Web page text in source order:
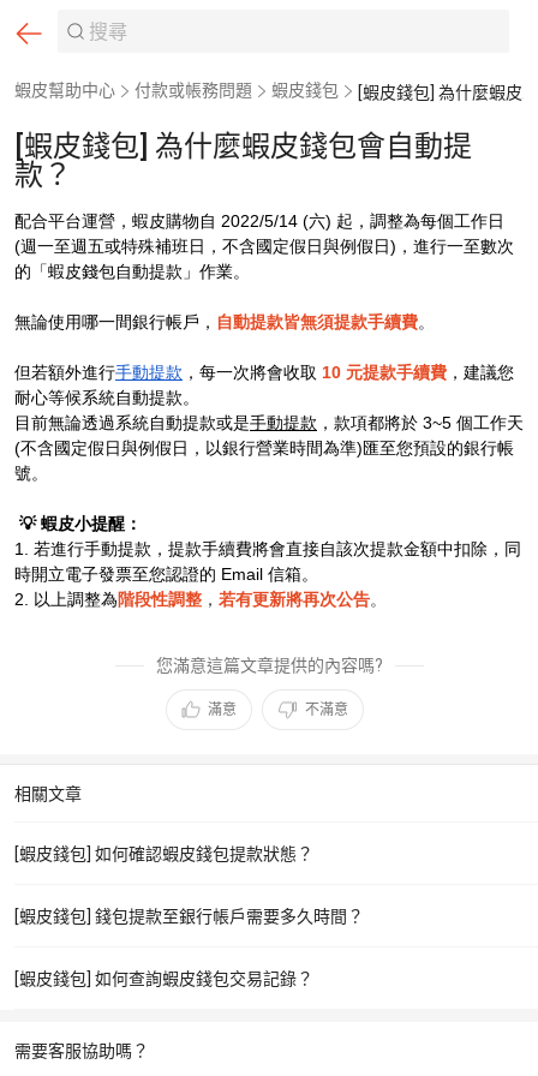
蝦皮幫助中心 付款或帳務問題 蝦皮錢包 [蝦皮錢包] 為什麼蝦皮錢包會自動提款？
[蝦皮錢包] 為什麼蝦皮錢包會自動提
款？
配合平台運營， 蝦皮購物自 2022/5/14 (六) 起，調整為每個工作日
(週一至週五或特殊補班日，不含國定假日與例假日)，進行一至數次
的「蝦皮錢包自動提款」作業。
無論使用哪一間銀行帳戶， 自動提款皆無須提款手續費。
但若額外進行手動提款 ， 每一次將會收取 10 元提款手續費 ，建議您
耐心等候系統自動提款。
目前無論透過系統自動提款或是手動提款 ，款項都將於 3~5 個工作天
(不含國定假日與例假日，以銀行營業時間為準)匯至您預設的銀行帳
號。
💡 蝦皮小提醒：
1. 若進行手動提款，提款手續費將會直接自該次提款金額中扣除，同
時開立電子發票至您認證的 Email 信箱。
2. 以上調整為階段性調整 ， 若有更新將再次公告。
您滿意這篇文章提供的內容嗎?
滿意 不滿意
相關文章
[蝦皮錢包] 如何確認蝦皮錢包提款狀態？
[蝦皮錢包] 錢包提款至銀行帳戶需要多久時間？
[蝦皮錢包] 如何查詢蝦皮錢包交易記錄？
需要客服協助嗎？